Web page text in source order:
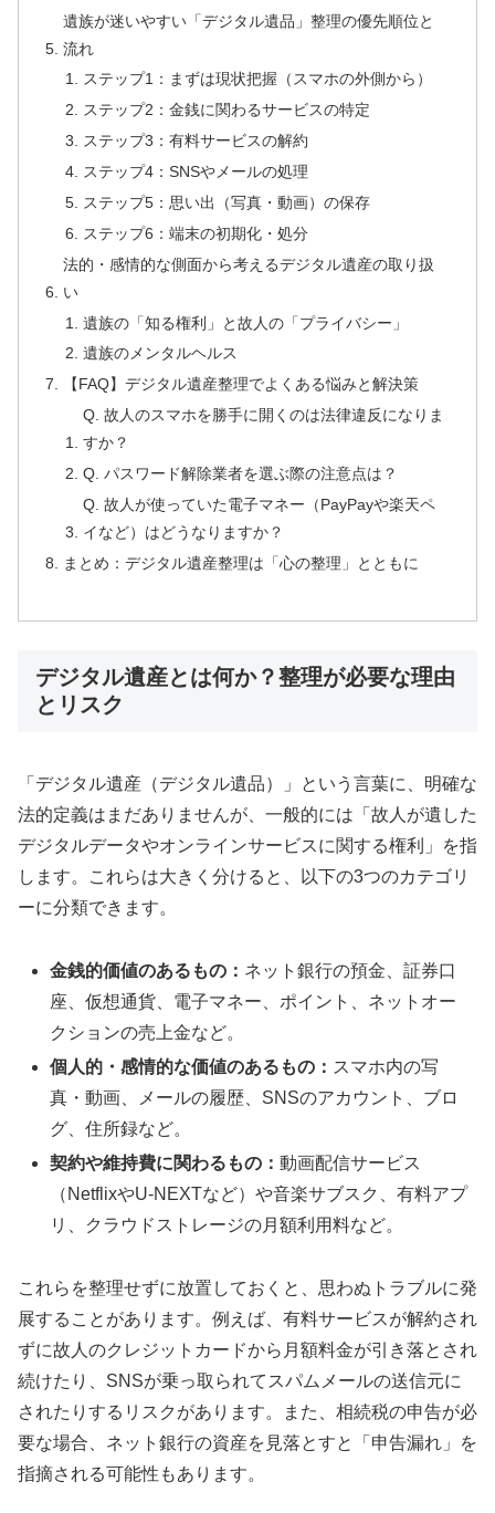
遺族が迷いやすい「デジタル遺品」整理の優先順位と
流れ
ステップ1：まずは現状把握（スマホの外側から）
ステップ2：金銭に関わるサービスの特定
ステップ3：有料サービスの解約
ステップ4：SNSやメールの処理
ステップ5：思い出（写真・動画）の保存
ステップ6：端末の初期化・処分
法的・感情的な側面から考えるデジタル遺産の取り扱
い
遺族の「知る権利」と故人の「プライバシー」
遺族のメンタルヘルス
【FAQ】デジタル遺産整理でよくある悩みと解決策
Q. 故人のスマホを勝手に開くのは法律違反になりま
すか？
Q. パスワード解除業者を選ぶ際の注意点は？
Q. 故人が使っていた電子マネー（PayPayや楽天ペ
イなど）はどうなりますか？
まとめ：デジタル遺産整理は「心の整理」とともに
デジタル遺産とは何か？整理が必要な理由
とリスク
「デジタル遺産（デジタル遺品）」という言葉に、明確な
法的定義はまだありませんが、一般的には「故人が遺した
デジタルデータやオンラインサービスに関する権利」を指
します。これらは大きく分けると、以下の3つのカテゴリ
ーに分類できます。
金銭的価値のあるもの： ネット銀行の預金、証券口
座、仮想通貨、電子マネー、ポイント、ネットオー
クションの売上金など。
個人的・感情的な価値のあるもの： スマホ内の写
真・動画、メールの履歴、SNSのアカウント、ブロ
グ、住所録など。
契約や維持費に関わるもの：動画配信サービス
（NetflixやU-NEXTなど）や音楽サブスク、有料アプ
リ、クラウドストレージの月額利用料など。
これらを整理せずに放置しておくと、思わぬトラブルに発
展することがあります。例えば、有料サービスが解約され
ずに故人のクレジットカードから月額料金が引き落とされ
続けたり、SNSが乗っ取られてスパムメールの送信元に
されたりするリスクがあります。また、相続税の申告が必
要な場合、ネット銀行の資産を見落とすと「申告漏れ」を
指摘される可能性もあります。